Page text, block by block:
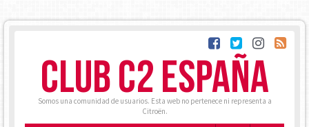
CLUB C2 ESPAÑA
Somos una comunidad de usuarios. Esta web no pertenece ni representa a
Citroën.